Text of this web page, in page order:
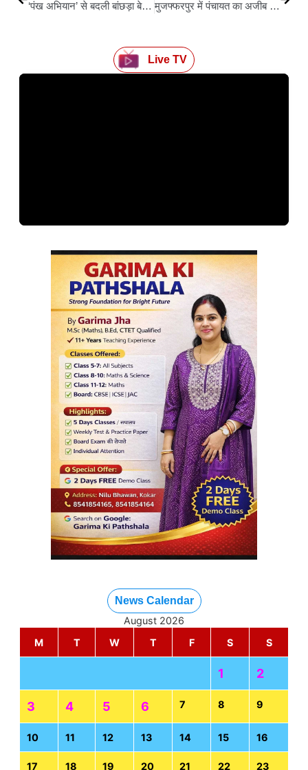
‘पंख अभियान’ से बदली बांछड़ा बेटियों की जिंदगी, कुप्रथा से निकलकर बनीं सशक्त मुजफ्फरपुर में पंचायत का अजीब फरमान, जिंदा युवती का कराया गया दाह संस्कार
Live TV
News Calendar
August 2026
M
T W T F S S
1 2
3 4 5 6 7 8 9
10 11 12 13 14 15 16
17 18 19 20 21 22 23